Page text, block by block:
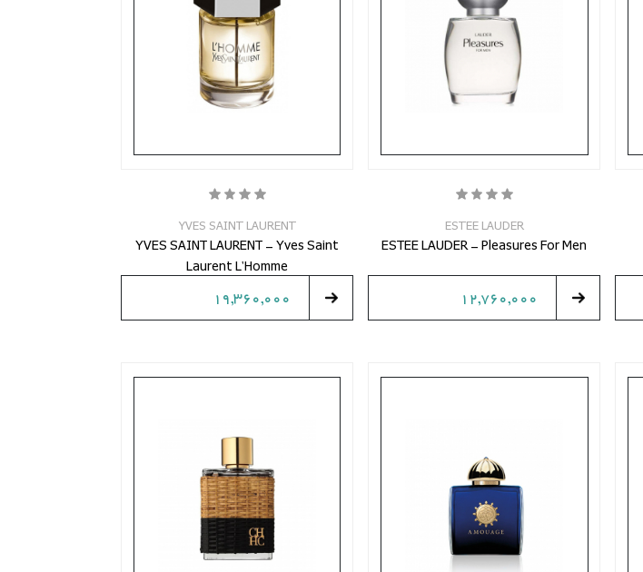
ESTEE LAUDER
ESTEE LAUDER - Pleasures For Men
12,760,000
YVES SAINT LAURENT
YVES SAINT LAURENT - Yves Saint
Laurent L'Homme
19,360,000